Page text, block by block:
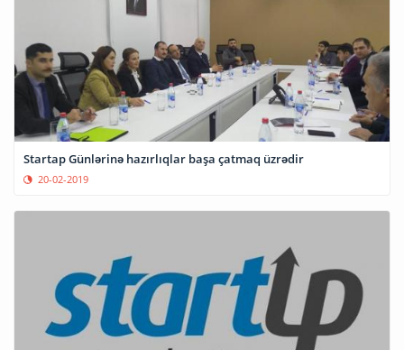
Startap Günlərinə hazırlıqlar başa çatmaq üzrədir
20-02-2019